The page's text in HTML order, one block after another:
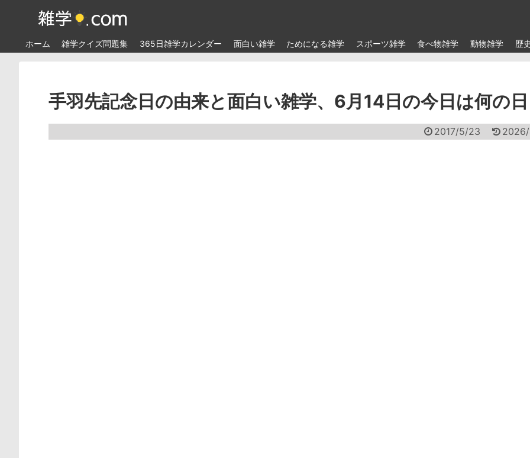
ホーム 雑学クイズ問題集 365日雑学カレンダー 面白い雑学 ためになる雑学 スポーツ雑学 食べ物雑学 動物雑学 歴
手羽先記念日の由来と面白い雑学、6月14日の今日は何の
2017/5/23